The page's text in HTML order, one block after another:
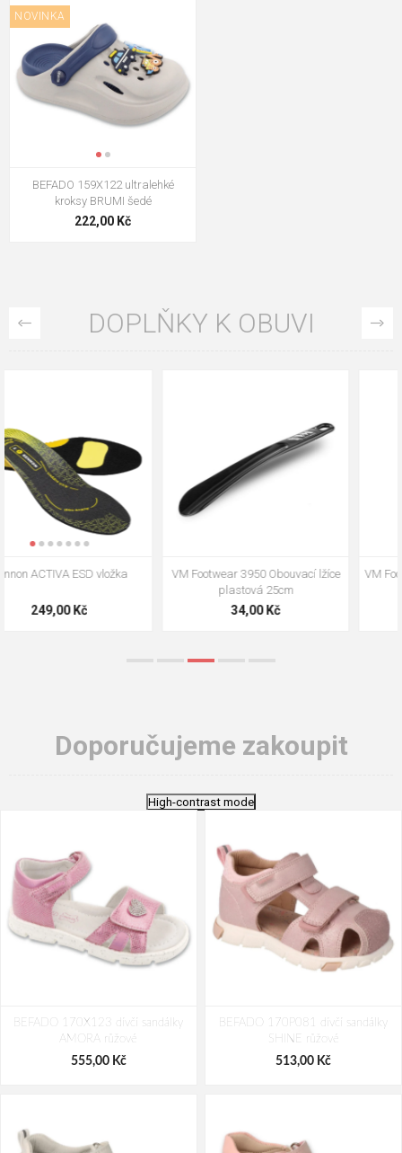
NOVINKA
BEFADO 159X122 ultralehké
kroksy BRUMI šedé
222,00 Kč
DOPLŇKY K OBUVI
VM Footwear 3009 Vkládací stélka
124,00 Kč
VM Footwear 3102 Tkaničky
ploché
18,70 Kč
Doporučujeme zakoupit
High-contrast mode
BEFADO 170X123 dívčí sandálky
AMORA růžové
555,00 Kč
BEFADO 170P081 dívčí sandálky
SHINE růžové
513,00 Kč